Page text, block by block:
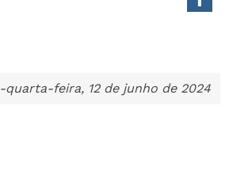
-quarta-feira, 12 de junho de 2024